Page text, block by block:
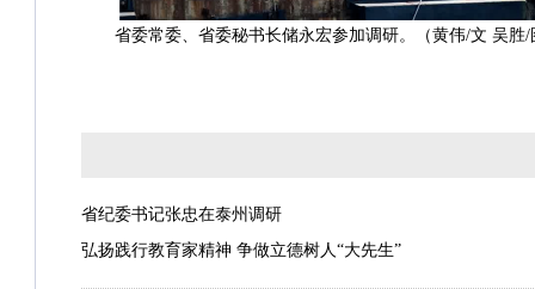
省委常委、省委秘书长储永宏参加调研。（黄伟/文 吴胜/
省纪委书记张忠在泰州调研
弘扬践行教育家精神 争做立德树人“大先生”